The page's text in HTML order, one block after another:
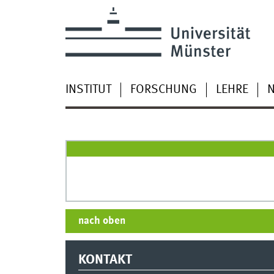
INSTITUT FORSCHUNG LEHRE
nach oben
KONTAKT